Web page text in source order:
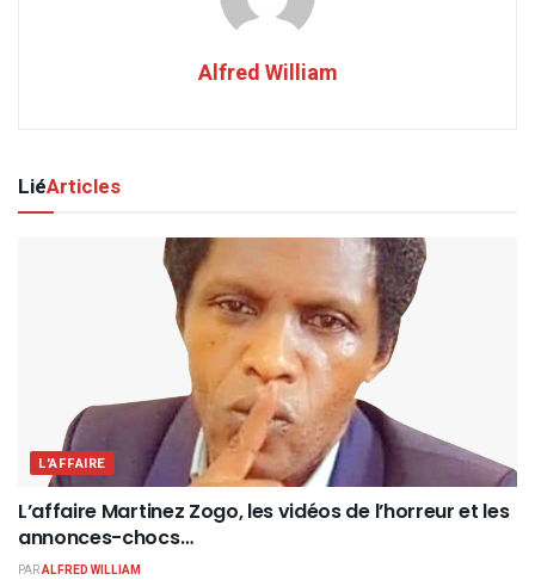
Alfred William
LiéArticles
L'AFFAIRE
L’affaire Martinez Zogo, les vidéos de l’horreur et les
annonces-chocs…
PARALFRED WILLIAM